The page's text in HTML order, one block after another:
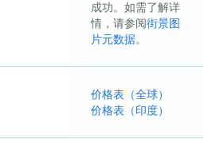
成功。如需了解详
情，请参阅街景图
片元数据。
价格表（全球）
价格表（印度）